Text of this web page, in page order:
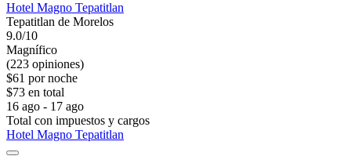
Hotel Magno Tepatitlan
Tepatitlan de Morelos
9.0/10
Magnífico
(223 opiniones)
$61 por noche
$73 en total
16 ago - 17 ago
Total con impuestos y cargos
Hotel Magno Tepatitlan